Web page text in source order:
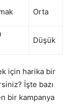
Orta
Düşük
için harika bir
İşte bazı
bir kampanya